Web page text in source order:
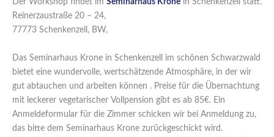
Der Workshop findet im Seminarhaus Krone in Schenkenzell statt.
Reinerzaustraße 20 – 24,
77773 Schenkenzell, BW,
Das Seminarhaus Krone in Schenkenzell im schönen Schwarzwald
bietet eine wundervolle, wertschätzende Atmosphäre, in der wir
gut abtauchen und arbeiten können . Preise für die Übernachtung
mit leckerer vegetarischer Vollpension gibt es ab 85€. Ein
Anmeldeformular für die Zimmer schicken wir bei Anmeldung zu,
das bitte dem Seminarhaus Krone zurückgeschickt wird.